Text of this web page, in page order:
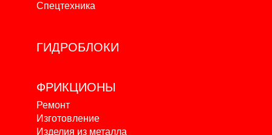
Спецтехника
ГИДРОБЛОКИ
ФРИКЦИОНЫ
Ремонт
Изготовление
Изделия из металла